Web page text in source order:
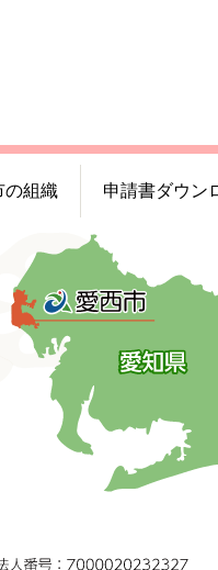
の組織 申請書ダウン